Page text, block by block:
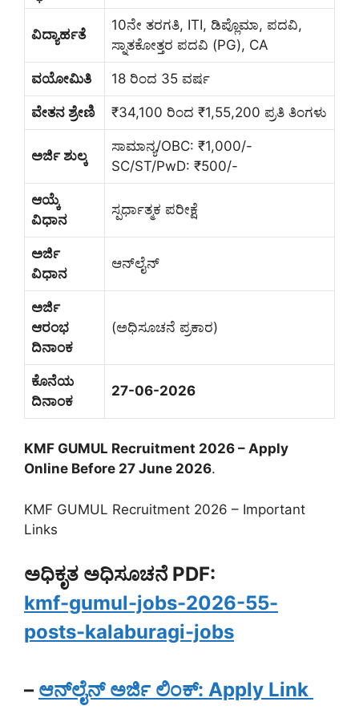
ವಿದ್ಯಾರ್ಹತೆ
10ನೇ ತರಗತಿ, ITI, ಡಿಪ್ಲೊಮಾ, ಪದವಿ,
ಸ್ನಾತಕೋತ್ತರ ಪದವಿ (PG), CA
ವಯೋಮಿತಿ 18 ರಿಂದ 35 ವರ್ಷ
ವೇತನ ಶ್ರೇಣಿ ₹34,100 ರಿಂದ ₹1,55,200 ಪ್ರತಿ ತಿಂಗಳು
ಅರ್ಜಿ ಶುಲ್ಕ
ಸಾಮಾನ್ಯ/OBC: ₹1,000/-
SC/ST/PwD: ₹500/-
ಆಯ್ಕೆ
ವಿಧಾನ
ಸ್ಪರ್ಧಾತ್ಮಕ ಪರೀಕ್ಷೆ
ಅರ್ಜಿ
ವಿಧಾನ
ಆನ್‌ಲೈನ್
ಅರ್ಜಿ
ಆರಂಭ
ದಿನಾಂಕ
(ಅಧಿಸೂಚನೆ ಪ್ರಕಾರ)
ಕೊನೆಯ
ದಿನಾಂಕ
27-06-2026
KMF GUMUL Recruitment 2026 – Apply
Online Before 27 June 2026.
KMF GUMUL Recruitment 2026 – Important
Links
ಅಧಿಕೃತ ಅಧಿಸೂಚನೆ PDF:
kmf-gumul-jobs-2026-55-
posts-kalaburagi-jobs
– ಆನ್‌ಲೈನ್ ಅರ್ಜಿ ಲಿಂಕ್: Apply Link